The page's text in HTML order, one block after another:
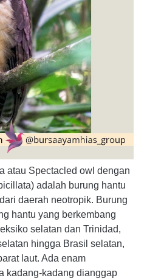
atau Spectacled owl dengan
adalah burung hantu
daerah neotropik. Burung
hantu yang berkembang
selatan dan Trinidad,
hingga Brasil selatan,
laut. Ada enam
kadang-kadang dianggap